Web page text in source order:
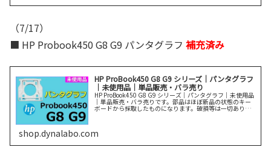
（7/17）
■ HP Probook450 G8 G9 パンタグラフ 補充済み
HP ProBook450 G8 G9 シリーズ｜パンタグラフ
｜未使用品｜単品販売・バラ売り
HP ProBook450 G8 G9 シリーズ｜パンタグラフ｜未使用品
｜単品販売・バラ売りです。部品はほぼ新品の状態のキー
ボードから採取したものになります。破損等は一切ありま
shop.dynalabo.com